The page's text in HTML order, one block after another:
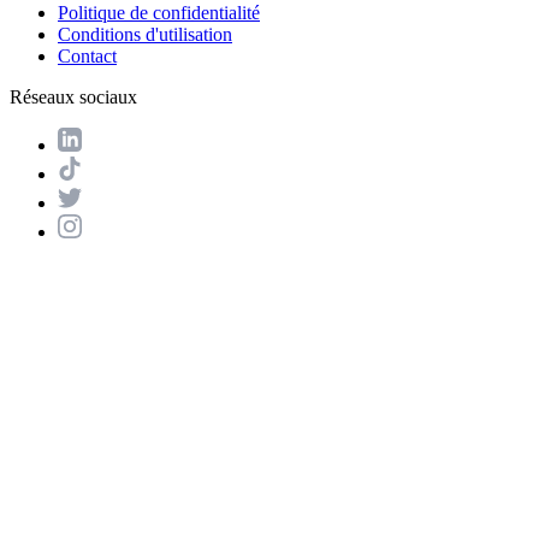
Politique de confidentialité
Conditions d'utilisation
Contact
Réseaux sociaux